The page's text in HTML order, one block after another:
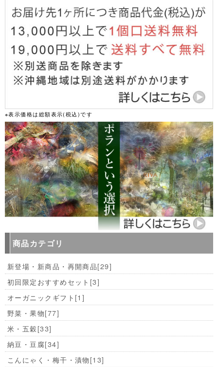
※表示価格は総額表示(税込)です
商品カテゴリ
新登場・新商品・再開商品[29]
初回限定おすすめセット [3]
オーガニックギフト [1]
野菜・果物[77]
米・五穀[33]
納豆・豆腐[34]
こんにゃく・梅干・漬物[13]